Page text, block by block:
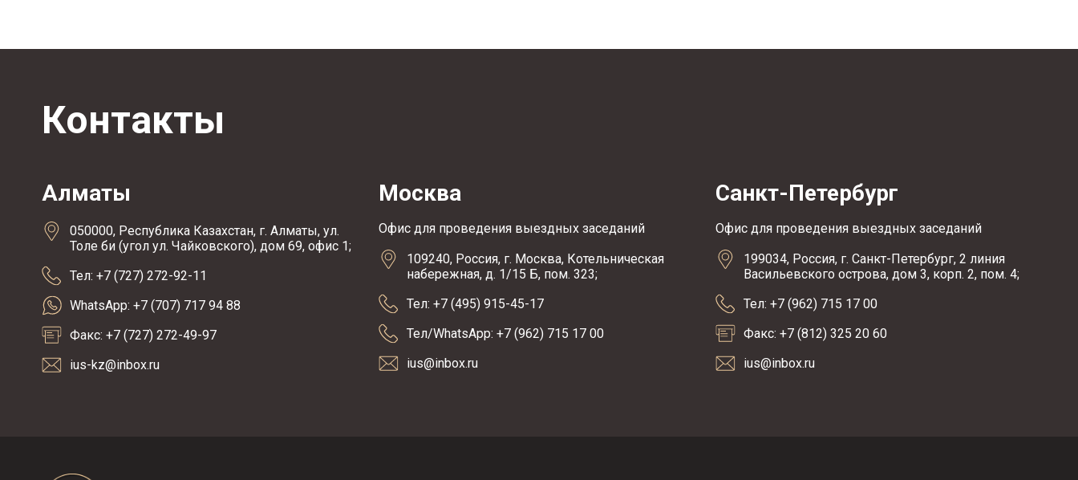
Контакты
Алматы
050000, Республика Казахстан, г. Алматы, ул.
Толе би (угол ул. Чайковского), дом 69, офис 1;
Тел: +7 (727) 272-92-11
WhatsApp: +7 (707) 717 94 88
Факс: +7 (727) 272-49-97
ius-kz@inbox.ru
Москва
Офис для проведения выездных заседаний
109240, Россия, г. Москва, Котельническая
набережная, д. 1/15 Б, пом. 323;
Тел: +7 (495) 915-45-17
Тел/WhatsApp: +7 (962) 715 17 00
ius@inbox.ru
Санкт-Петербург
Офис для проведения выездных заседаний
199034, Россия, г. Санкт-Петербург, 2 линия
Васильевского острова, дом 3, корп. 2, пом. 4;
Тел: +7 (962) 715 17 00
Факс: +7 (812) 325 20 60
ius@inbox.ru